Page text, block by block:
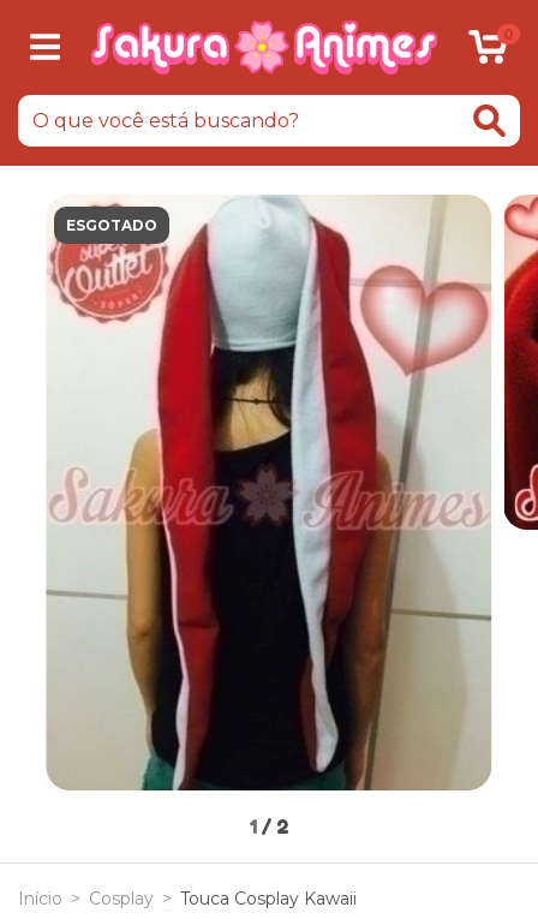
0
ESGOTADO
1 / 2
Início > Cosplay > Touca Cosplay Kawaii